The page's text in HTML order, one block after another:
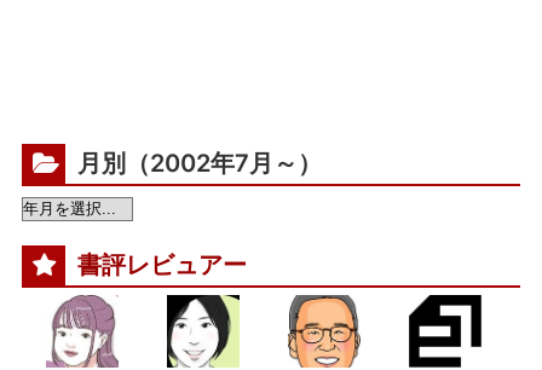
月別（2002年7月～）
書評レビュアー